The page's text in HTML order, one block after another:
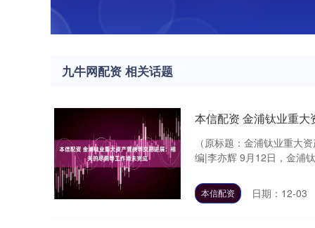
九牛网配资 相关话题
本信配资 金浦钛业重
（原标题：金浦钛业重大
编|李亦辉 9月12日，金浦
本信配资 日期：12-03